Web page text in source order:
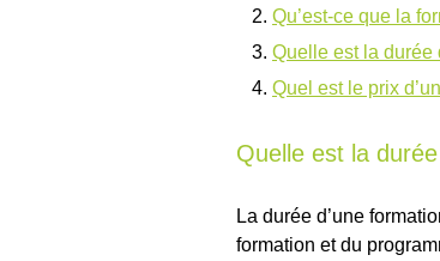
Qu’est-ce que la
Quelle est la durée
Quel est le prix
Quelle est la
La durée d’une
formation et du